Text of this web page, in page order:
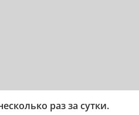
раз за сутки.